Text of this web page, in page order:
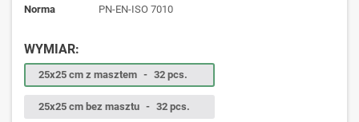
norma
PN-EN-ISO 7010
WYMIAR:
25x25 cm z masztem - 32 pcs.
25x25 cm bez masztu - 32 pcs.